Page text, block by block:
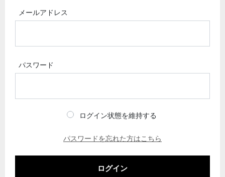
メールアドレス
パスワード
ログイン状態を維持する
パスワードを忘れた方はこちら
ログイン